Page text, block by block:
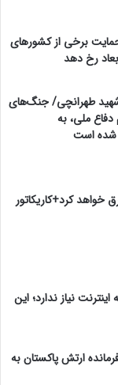
برخی از کشورهای
رخ دهد
شهید طهرانچی/ جنگ‌های
ملی، به
شده است
خواهد کرد+کاریکاتور
نیاز ندارد؛ این
ارتش پاکستان به